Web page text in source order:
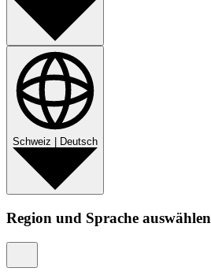
Schweiz Deutsch
Region und Sprache auswählen